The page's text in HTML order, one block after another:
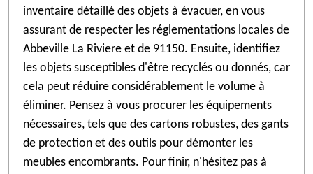
inventaire détaillé des objets à évacuer, en vous
assurant de respecter les réglementations locales de
Abbeville La Riviere et de 91150. Ensuite, identifiez
les objets susceptibles d'être recyclés ou donnés, car
cela peut réduire considérablement le volume à
éliminer. Pensez à vous procurer les équipements
nécessaires, tels que des cartons robustes, des gants
de protection et des outils pour démonter les
meubles encombrants. Pour finir, n'hésitez pas à